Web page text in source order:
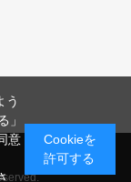
う
」
意
Cookieを
許可する